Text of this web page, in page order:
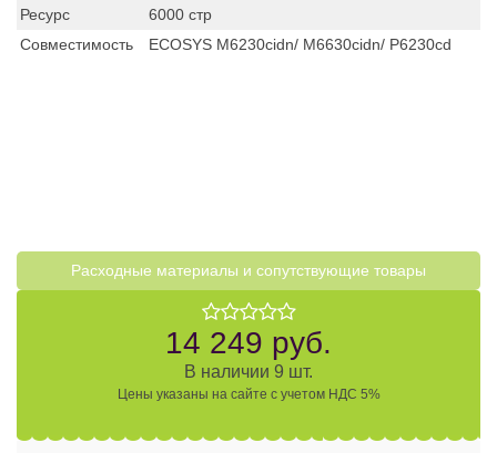
Ресурс
6000 стр
Совместимость
ECOSYS M6230cidn/ M6630cidn/ P6230cd
Расходные материалы и cопутствующие товары
14 249 руб.
В наличии 9 шт.
Цены указаны на сайте с учетом НДС 5%